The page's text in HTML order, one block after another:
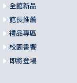
全館新品
館長推薦
禮品專區
校園書饗
即將登場